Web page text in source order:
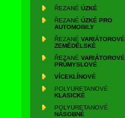
ŘEZANÉ ÚZKÉ
ŘEZANÉ ÚZKÉ PRO
AUTOMOBILY
ŘEZANÉ VARIÁTOROVÉ
ZEMĚDĚLSKÉ
ŘEZANÉ VARIÁTOROVÉ
PRŮMYSLOVÉ
VÍCEKLÍNOVÉ
POLYURETANOVÉ
KLASICKÉ
POLYURETANOVÉ
NÁSOBNÉ